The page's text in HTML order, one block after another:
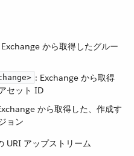
から取得したグルー
​: Exchange から取得
セット ID
から取得した、作成す
ョン
URI アップストリーム